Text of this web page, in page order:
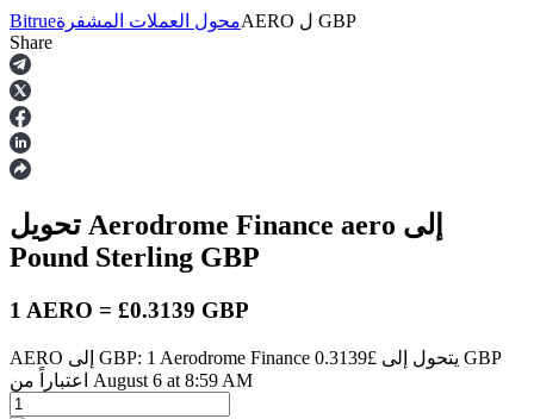
العقود الآجلة
العقود الآجلة USDT
Bitrueمحول العملات المشفرةAERO ل GBP
Share
تحويل Aerodrome Finance aero
Pound Sterling GBP
1 AERO = £0.3139 GBP
AERO إلى GBP: 1 Aerodrome Finance يتحول إلى £0.3139 GBP
اعتباراً من August 6 at 8:59 AM